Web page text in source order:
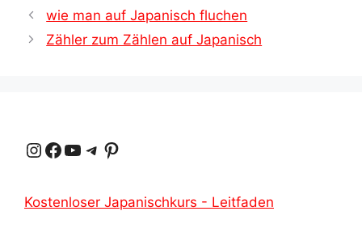
wie man auf Japanisch fluchen
Zähler zum Zählen auf Japanisch
Instagram Facebook YouTube Telegramm Pinterest
Kostenloser Japanischkurs - Leitfaden